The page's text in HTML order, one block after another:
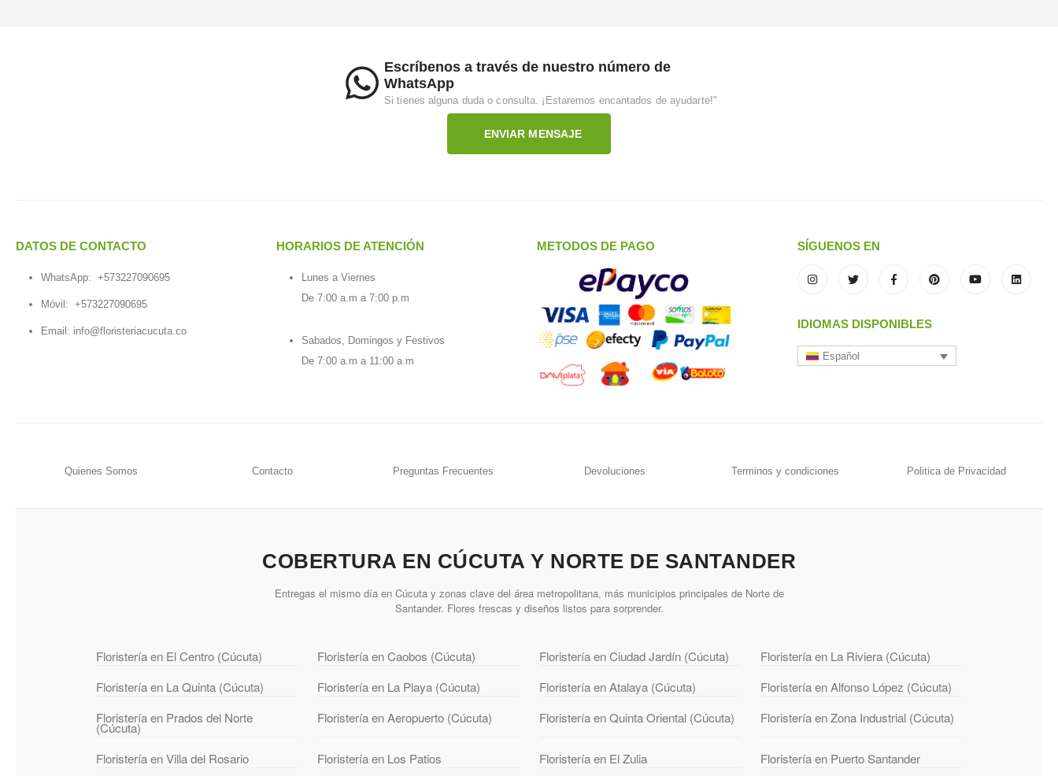
Escríbenos a través de nuestro número de
WhatsApp
Si tienes alguna duda o consulta. ¡Estaremos encantados de ayudarte!"
ENVIAR MENSAJE
DATOS DE CONTACTO
WhatsApp: +573227090695
Móvil: +573227090695
Email: info@floristeriacucuta.co
HORARIOS DE ATENCIÓN
Lunes a Viernes
De 7:00 a.m a 7:00 p.m
Sabados, Domingos y Festivos
De 7:00 a.m a 11:00 a.m
METODOS DE PAGO SÍGUENOS EN
IDIOMAS DISPONIBLES
Español
Quienes Somos Contacto Preguntas Frecuentes Devoluciones Terminos y condiciones Politica de Privacidad
COBERTURA EN CÚCUTA Y NORTE DE SANTANDER
Entregas el mismo día en Cúcuta y zonas clave del área metropolitana, más municipios principales de Norte de
Santander. Flores frescas y diseños listos para sorprender.
Floristería en El Centro (Cúcuta) Floristería en Caobos (Cúcuta) Floristería en Ciudad Jardín (Cúcuta)
Floristería en La Riviera (Cúcuta)
Floristería en La Quinta (Cúcuta)
Floristería en La Playa (Cúcuta) Floristería en Atalaya (Cúcuta)
Floristería en Alfonso López (Cúcuta)
Floristería en Prados del Norte
(Cúcuta)
Floristería en Aeropuerto (Cúcuta) Floristería en Quinta Oriental (Cúcuta) Floristería en Zona Industrial (Cúcuta)
Floristería en Villa del Rosario Floristería en Los Patios Floristería en El Zulia Floristería en Puerto Santander